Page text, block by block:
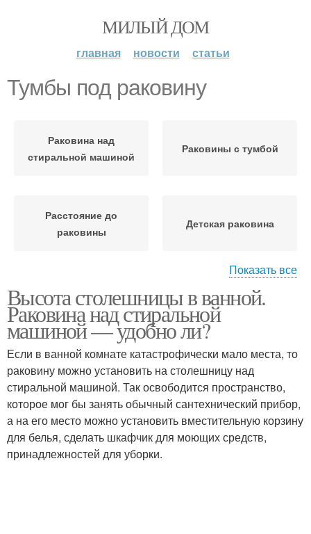
МИЛЫЙ ДОМ
главная новости статьи
Тумбы под раковину
Раковина над
стиральной машиной
Раковины с тумбой
Расстояние до
раковины
Детская раковина
комнате
Показать все
Высота столешницы в ванной.
Раковина над стиральной
машиной — удобно ли?
Если в ванной комнате катастрофически мало места, то
раковину можно установить на столешницу над
стиральной машиной. Так освободится пространство,
которое мог бы занять обычный сантехнический прибор,
а на его место можно установить вместительную корзину
для белья, сделать шкафчик для моющих средств,
принадлежностей для уборки.